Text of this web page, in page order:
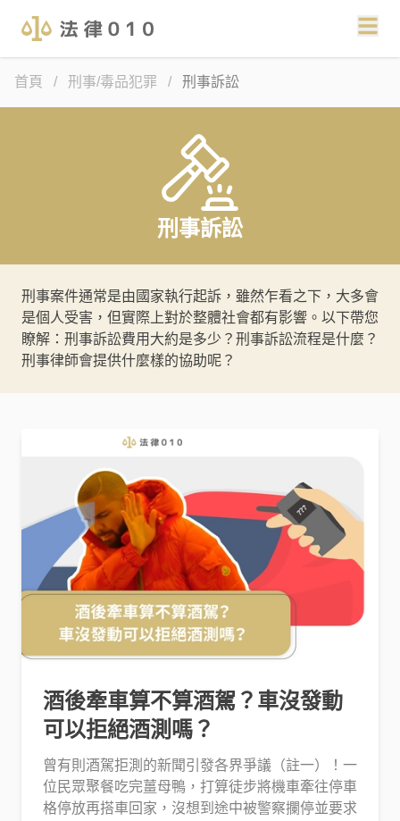
首頁 / 刑事/毒品犯罪 / 刑事訴訟
刑事訴訟
刑事案件通常是由國家執行起訴，雖然乍看之下，大多會
是個人受害，但實際上對於整體社會都有影響。以下帶您
瞭解：刑事訴訟費用大約是多少？刑事訴訟流程是什麼？
刑事律師會提供什麼樣的協助呢？
酒後牽車算不算酒駕？車沒發動
可以拒絕酒測嗎？
曾有則酒駕拒測的新聞引發各界爭議（註一）！一
位民眾聚餐吃完薑母鴨，打算徒步將機車牽往停車
格停放再搭車回家，沒想到途中被警察攔停並要求